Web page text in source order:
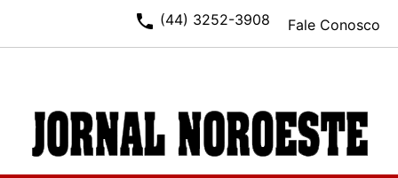
Fale Conosco
phone (44) 3252-3908